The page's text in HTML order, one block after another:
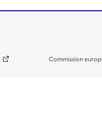
Commission